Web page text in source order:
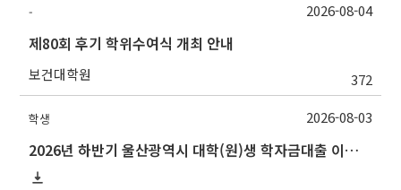
-
제80회 후기 학위수여식 개최 안내
보건대학원 372
2026-08-04
학생
2026년 하반기 울산광역시 대학(원)생 학자금대출 이자지원사업 안내
2026-08-03